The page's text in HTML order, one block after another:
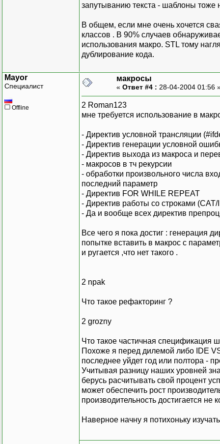
запутыванию текста - шаблоны
В общем, если мне очень хочется
классов . В 90% случаев
использования макро. STL тому
дублирование кода.
Mayor
Специалист
Offline
макросы
« Ответ #4 : 28-04-2004 01:56
2 Roman123
мне требуется использование в
- Директив условной трансляции
- Директив генерации условной
- Директив выхода из макроса и
- макросов в тч рекурсии
- обработки произвольного числа
последний параметр
- Директив FOR WHILE REPEAT
- Директив работы со строками
- Да и вообще всех директив
Все чего я пока достиг : генерация
попытке вставить в макрос с
и ругается ,что нет такого .
2 npak
Что такое рефакторинг ?
2 grozny
Что такое частичная спецификация
Похоже я перед дилемой либо IDE
последнее уйдет год или полтора -
Учитывая разницу наших уровней
берусь расчитывать свой процент
может обеспечить рост
производительность достигается
Наверное начну я потихоньку